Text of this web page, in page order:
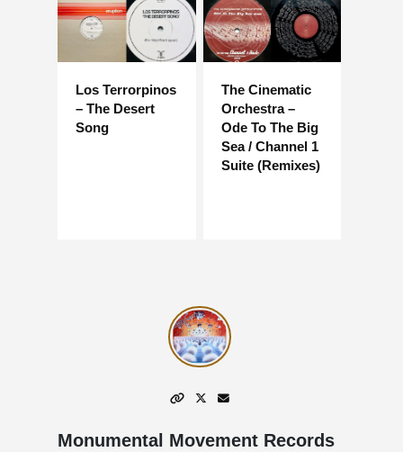
Los Terrorpinos
– The Desert
Song
The Cinematic
Orchestra –
Ode To The Big
Sea / Channel 1
Suite (Remixes)
Monumental Movement Records